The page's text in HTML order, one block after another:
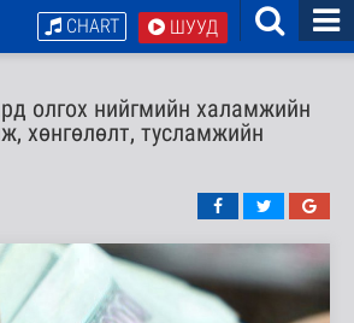
ШУУД
CHART
олгох нийгмийн халамжийн
хөнгөлөлт, тусламжийн